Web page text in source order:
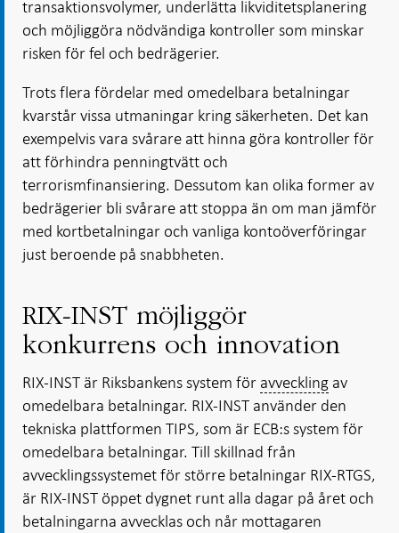
transaktionsvolymer, underlätta likviditetsplanering
och möjliggöra nödvändiga kontroller som minskar
risken för fel och bedrägerier.
Trots flera fördelar med omedelbara betalningar
kvarstår vissa utmaningar kring säkerheten. Det kan
exempelvis vara svårare att hinna göra kontroller för
att förhindra penningtvätt och
terrorismfinansiering. Dessutom kan olika former av
bedrägerier bli svårare att stoppa än om man jämför
med kortbetalningar och vanliga kontoöverföringar
just beroende på snabbheten.
RIX-INST möjliggör
konkurrens och innovation
RIX-INST är Riksbankens system för avveckling av
omedelbara betalningar. RIX-INST använder den
tekniska plattformen TIPS, som är ECB:s system för
omedelbara betalningar. Till skillnad från
avvecklingssystemet för större betalningar RIX-RTGS,
är RIX-INST öppet dygnet runt alla dagar på året och
betalningarna avvecklas och når mottagaren